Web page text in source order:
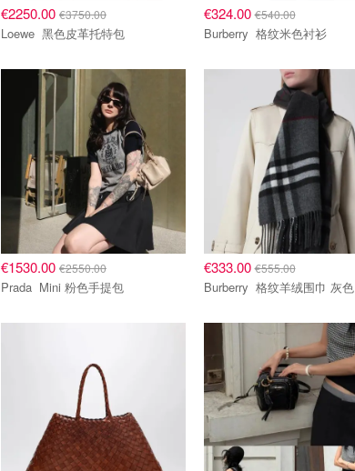
€2250.00 €3750.00
Loewe 黑色皮革托特包
€324.00€540.00
Burberry 格纹米色衬衫
€1530.00 €2550.00
Prada Mini 粉色手提包
€333.00€555.00
Burberry 格纹羊绒围巾 灰色